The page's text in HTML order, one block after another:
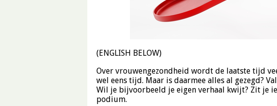
(ENGLISH BELOW)
Over vrouwengezondheid wordt de laatste tijd
wel eens tijd. Maar is daarmee alles al gezegd?
Wil je bijvoorbeeld je eigen verhaal kwijt? Zit je
podium.